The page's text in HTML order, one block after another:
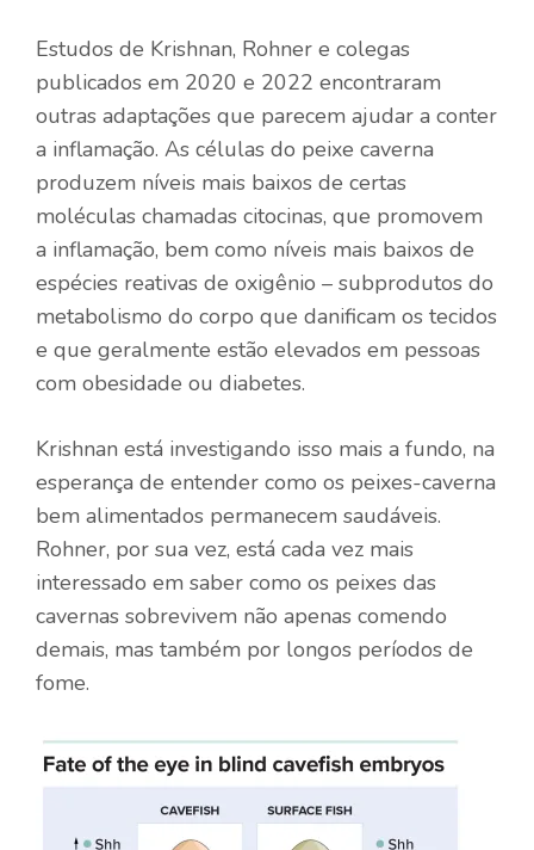
Estudos de Krishnan, Rohner e colegas
publicados em 2020 e 2022 encontraram
outras adaptações que parecem ajudar a conter
a inflamação. As células do peixe caverna
produzem níveis mais baixos de certas
moléculas chamadas citocinas, que promovem
a inflamação, bem como níveis mais baixos de
espécies reativas de oxigênio – subprodutos do
metabolismo do corpo que danificam os tecidos
e que geralmente estão elevados em pessoas
com obesidade ou diabetes.
Krishnan está investigando isso mais a fundo, na
esperança de entender como os peixes-caverna
bem alimentados permanecem saudáveis.
Rohner, por sua vez, está cada vez mais
interessado em saber como os peixes das
cavernas sobrevivem não apenas comendo
demais, mas também por longos períodos de
fome.